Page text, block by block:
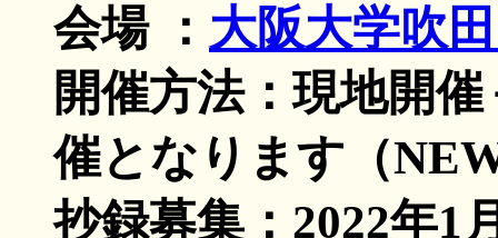
会場 ： 大阪大学吹
開催方法：現地開
催となります（
抄録募集：2022年1